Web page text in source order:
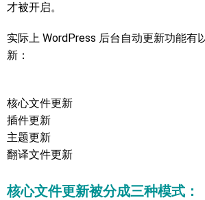
才被开启。
实际上 WordPress 后台自动更新功能有
新：
核心文件更新
插件更新
主题更新
翻译文件更新
核心文件更新被分成三种模式：